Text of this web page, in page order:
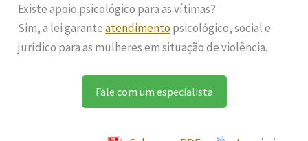
Existe apoio psicológico para as vítimas?
Sim, a lei garanteatendimentopsicológico, social e
jurídico para as mulheres em situação de violência.
Fale com um especialista